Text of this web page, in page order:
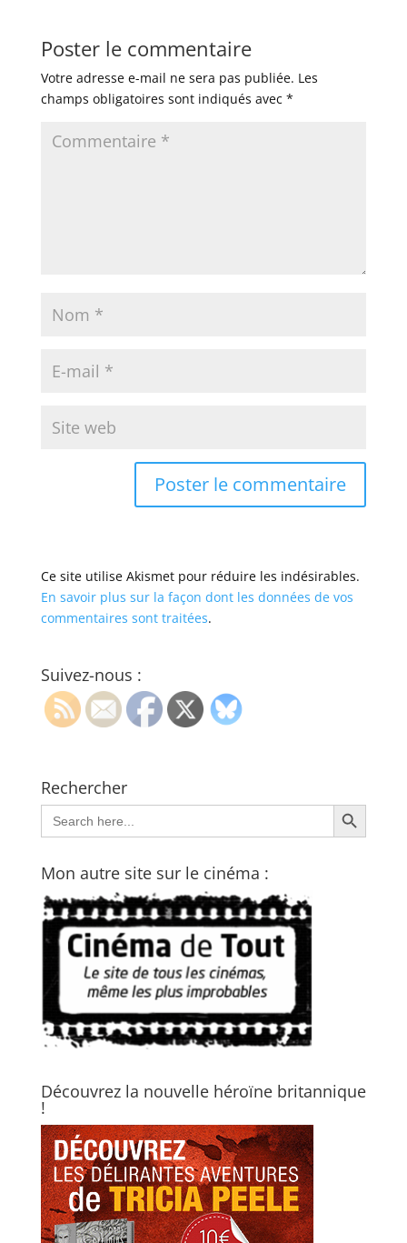
Poster le commentaire
Votre adresse e-mail ne sera pas publiée. Les
champs obligatoires sont indiqués avec *
Ce site utilise Akismet pour réduire les indésirables.
En savoir plus sur la façon dont les données de vos
commentaires sont traitées.
Suivez-nous :
Rechercher
Search
for:
Search Button
Mon autre site sur le cinéma :
Découvrez la nouvelle héroïne britannique
!